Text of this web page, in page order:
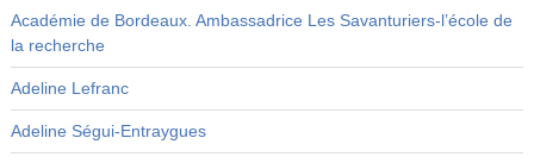
Académie de Bordeaux. Ambassadrice Les Savanturiers-l’école de
la recherche
Adeline Lefranc
Adeline Ségui-Entraygues